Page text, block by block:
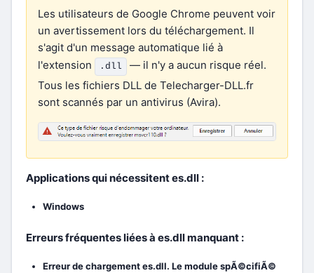
Les utilisateurs de Google Chrome peuvent voir
un avertissement lors du téléchargement. Il
s'agit d'un message automatique lié à
l'extension
.dll
— il n'y a aucun risque réel.
Tous les fichiers DLL de Telecharger-DLL.fr
sont scannés par un antivirus (Avira).
Applications qui nécessitent es.dll :
Windows
Erreurs fréquentes liées à es.dll manquant :
Erreur de chargement es.dll. Le module spÃ©cifiÃ©